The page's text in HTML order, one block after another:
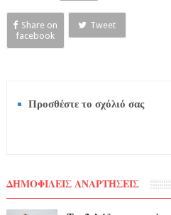
Share on
facebook
Tweet
Προσθέστε το σχόλιό σας
ΔΗΜΟΦΙΛΕΙΣ ΑΝΑΡΤΗΣΕΙΣ